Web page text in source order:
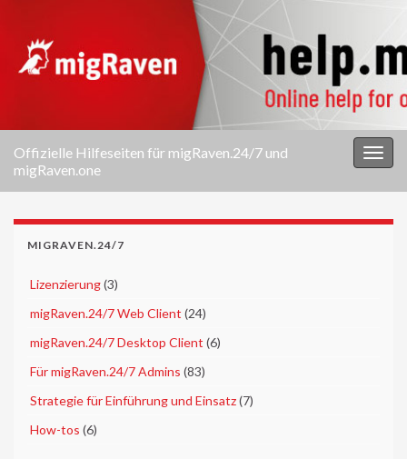
Offizielle Hilfeseiten für migRaven.24/7 und
migRaven.one
MIGRAVEN.24/7
Lizenzierung(3)
migRaven.24/7 Web Client (24)
migRaven.24/7 Desktop Client (6)
Für migRaven.24/7 Admins (83)
Strategie für Einführung und Einsatz(7)
How-tos (6)